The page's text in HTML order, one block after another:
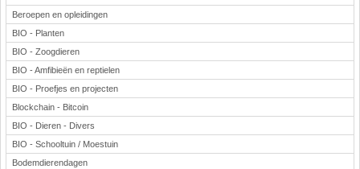
Beroepen en opleidingen
BIO - Planten
BIO - Zoogdieren
BIO - Amfibieën en reptielen
BIO - Proefjes en projecten
Blockchain - Bitcoin
BIO - Dieren - Divers
BIO - Schooltuin / Moestuin
Bodemdierendagen